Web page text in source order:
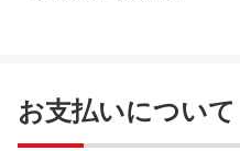
お支払いについて